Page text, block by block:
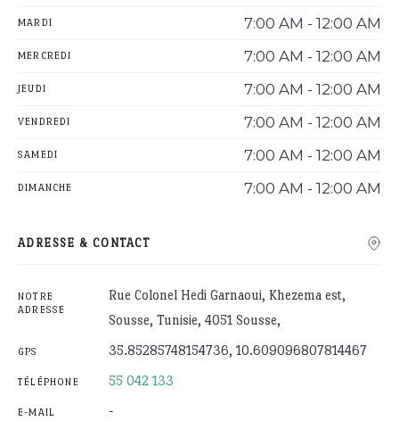
MARDI 7:00 AM - 12:00 AM
MERCREDI 7:00 AM - 12:00 AM
JEUDI 7:00 AM - 12:00 AM
VENDREDI 7:00 AM - 12:00 AM
SAMEDI 7:00 AM - 12:00 AM
DIMANCHE 7:00 AM - 12:00 AM
ADRESSE & CONTACT
NOTRE
ADRESSE
Rue Colonel Hedi Garnaoui, Khezema est,
Sousse, Tunisie, 4051 Sousse,
GPS 35.85285748154736, 10.609096807814467
TÉLÉPHONE 55 042 133
E-MAIL -